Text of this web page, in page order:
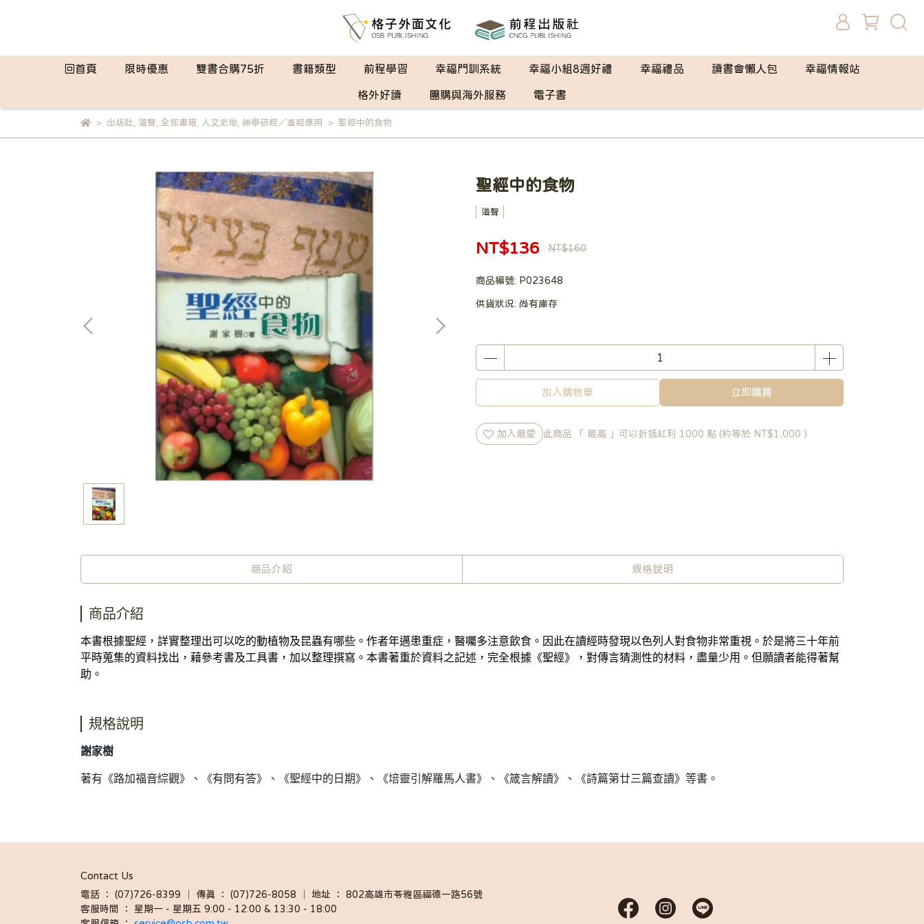
回首頁 限時優惠 雙書合購75折 書籍類型 前程學習 幸福門訓系統 幸福小組8週好禮 幸福禮品 讀書會懶人包 幸福情報站
格外好讀 團購與海外服務 電子書
出版社 道聲 全部書籍, 人文史地, 神學研經／查經應用 聖經中的食物
聖經中的食物
道聲
NT$136 NT$160
商品編號: P023648
供貨狀況: 尚有庫存
加入購物車 立即購買
加入最愛 此商品 「 最高 」可以折抵紅利 1000 點 (約等於 NT$1,000 )
商品介紹 規格說明
商品介紹
本書根據聖經，詳實整理出可以吃的動植物及昆蟲有哪些。作者年邁患重症，醫囑多注意飲食。因此在讀經時發現以色列人對食物非常重視。於是將三十年前
平時蒐集的資料找出，藉參考書及工具書，加以整理撰寫。本書著重於資料之記述，完全根據《聖經》，對傳言猜測性的材料，盡量少用。但願讀者能得著幫
助。
規格說明
謝家樹
著有《路加福音綜觀》、《有問有答》、《聖經中的日期》、《培靈引解羅馬人書》、《箴言解讀》、《詩篇第廿三篇查讀》等書。
Contact Us
電話 ： (07)726-8399 │ 傳真 ： (07)726-8058 │ 地址 ： 802高雄市苓雅區福德一路56號
客服時間 ： 星期一 - 星期五 9:00 - 12:00 & 13:30 - 18:00